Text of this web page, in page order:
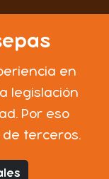
webs por
- 2026
en
legislación
Por eso
de terceros.